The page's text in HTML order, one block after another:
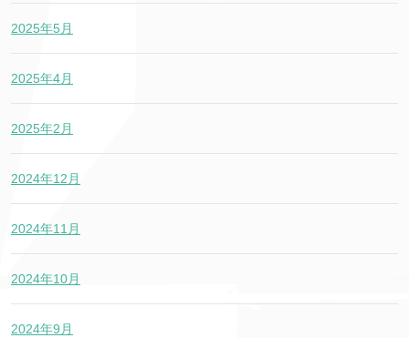
2025年5月
2025年4月
2025年2月
2024年12月
2024年11月
2024年10月
2024年9月